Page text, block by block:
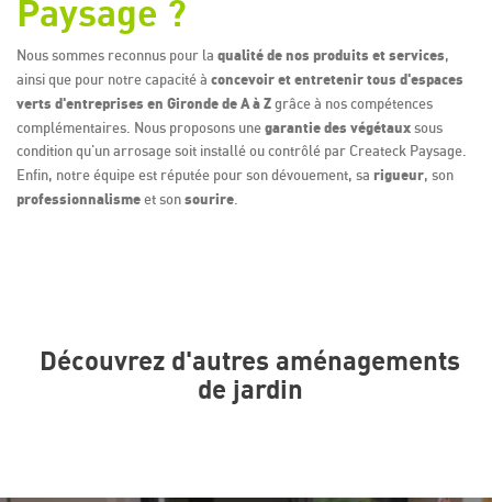
Paysage ?
Nous sommes reconnus pour la qualité de nos produits et services,
ainsi que pour notre capacité à concevoir et entretenir tous d'espaces
verts d'entreprises en Gironde de A à Zgrâce à nos compétences
complémentaires. Nous proposons unegarantie des végétauxsous
condition qu'un arrosage soit installé ou contrôlé par Createck Paysage.
Enfin, notre équipe est réputée pour son dévouement, sa rigueur, son
professionnalismeet sonsourire
Découvrez d'autres aménagements
de jardin